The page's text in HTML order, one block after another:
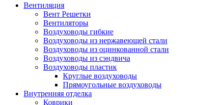
Вентиляция
Вент Решетки
Вентиляторы
Воздуховоды гибкие
Воздуховоды из нержавеющей стали
Воздуховоды из оцинкованной стали
Воздуховоды из сэндвича
Воздуховоды пластик
Круглые воздуховоды
Прямоугольные воздуховоды
Внутренняя отделка
Коврики